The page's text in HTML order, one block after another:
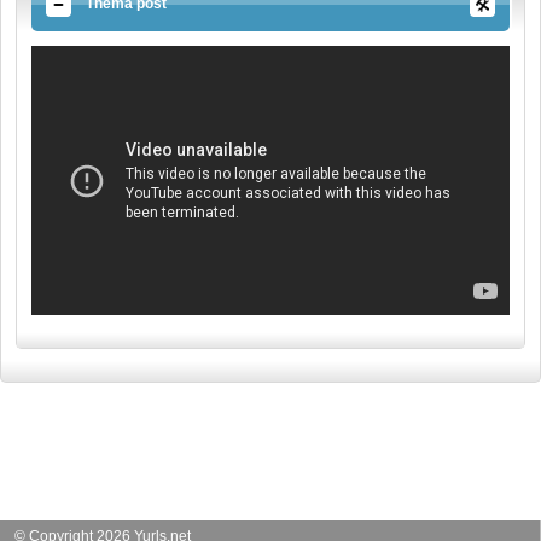
Thema post
© Copyright 2026 Yurls.net